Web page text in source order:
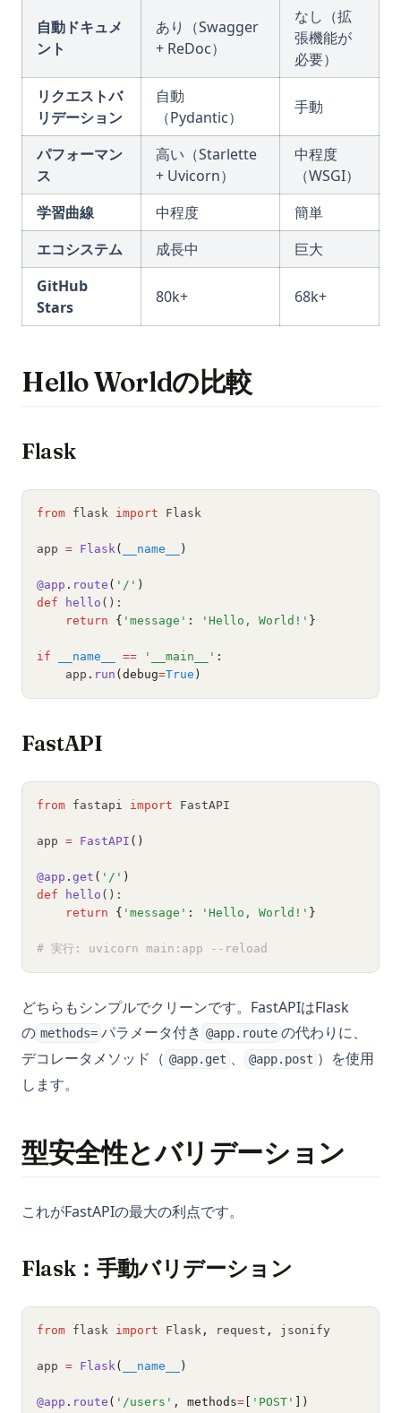
自動ドキュメ
ント
あり（Swagger
+ ReDoc）
なし（拡
張機能が
必要）
リクエストバ
リデーション
自動
（Pydantic）
手動
パフォーマン
ス
高い（Starlette
+ Uvicorn）
中程度
（WSGI）
学習曲線
中程度
簡単
エコシステム
成長中
巨大
GitHub
Stars
80k+ 68k+
Hello Worldの比較
Flask
from flask import Flask
app = Flask( __name__ )
@app . route ( '/' )
def
hello ():
return
{ 'message' : 'Hello, World!' }
if __name__ == '__main__' :
    app
. run (debug=True )
FastAPI
from fastapi import FastAPI
app = FastAPI ()
@app . get ( '/' )
def
hello ():
return
{ 'message' : 'Hello, World!' }
# 実行: uvicorn main:app --reload
どちらもシンプルでクリーンです。FastAPIはFlask
の methods= パラメータ付き @app.route の代わりに、
デコレータメソッド（ @app.get 、 @app.post ）を使用
します。
型安全性とバリデーション
これがFastAPIの最大の利点です。
Flask：手動バリデーション
from flask import Flask , request , jsonify
app = Flask( __name__ )
@app . route ( '/users' , methods= 'POST' ])